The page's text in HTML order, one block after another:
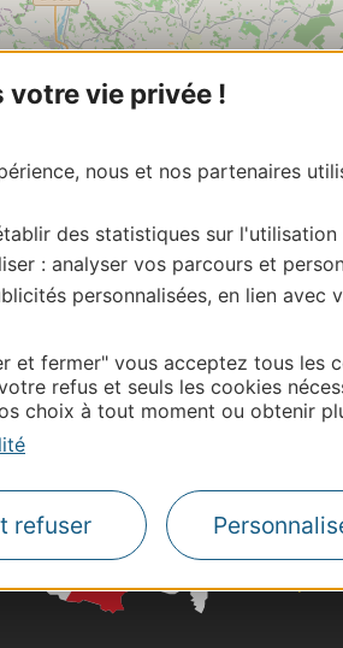
vie privée !
nous et nos partenaires
des statistiques sur
: analyser vos parcours et
personnalisées, en lien
et fermer" vous acceptez tous les
refus et seuls les cookies
choix à tout moment ou obtenir
refuser
Leaflet| Map
de cette activité?
du Gers, merci de vous
labellisé) pour toute mise à
Gers – centredoc@tourisme-